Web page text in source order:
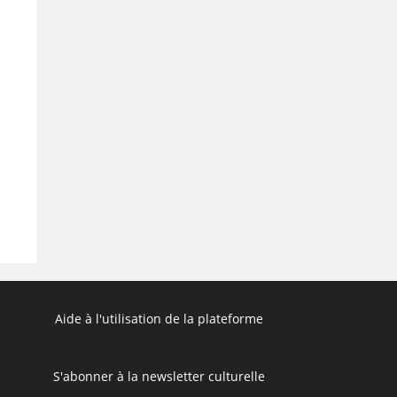
Aide à l'utilisation de la plateforme
S'abonner à la newsletter culturelle